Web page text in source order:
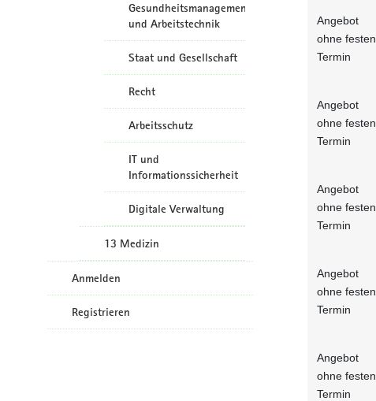
Gesundheitsmanagement
und Arbeitstechnik
Staat und Gesellschaft
Recht
Arbeitsschutz
IT und
Informationssicherheit
Digitale Verwaltung
13 Medizin
Anmelden
Registrieren
Angebot
ohne festen
Termin
Angebot
ohne festen
Termin
Angebot
ohne festen
Termin
Angebot
ohne festen
Termin
Angebot
ohne festen
Termin